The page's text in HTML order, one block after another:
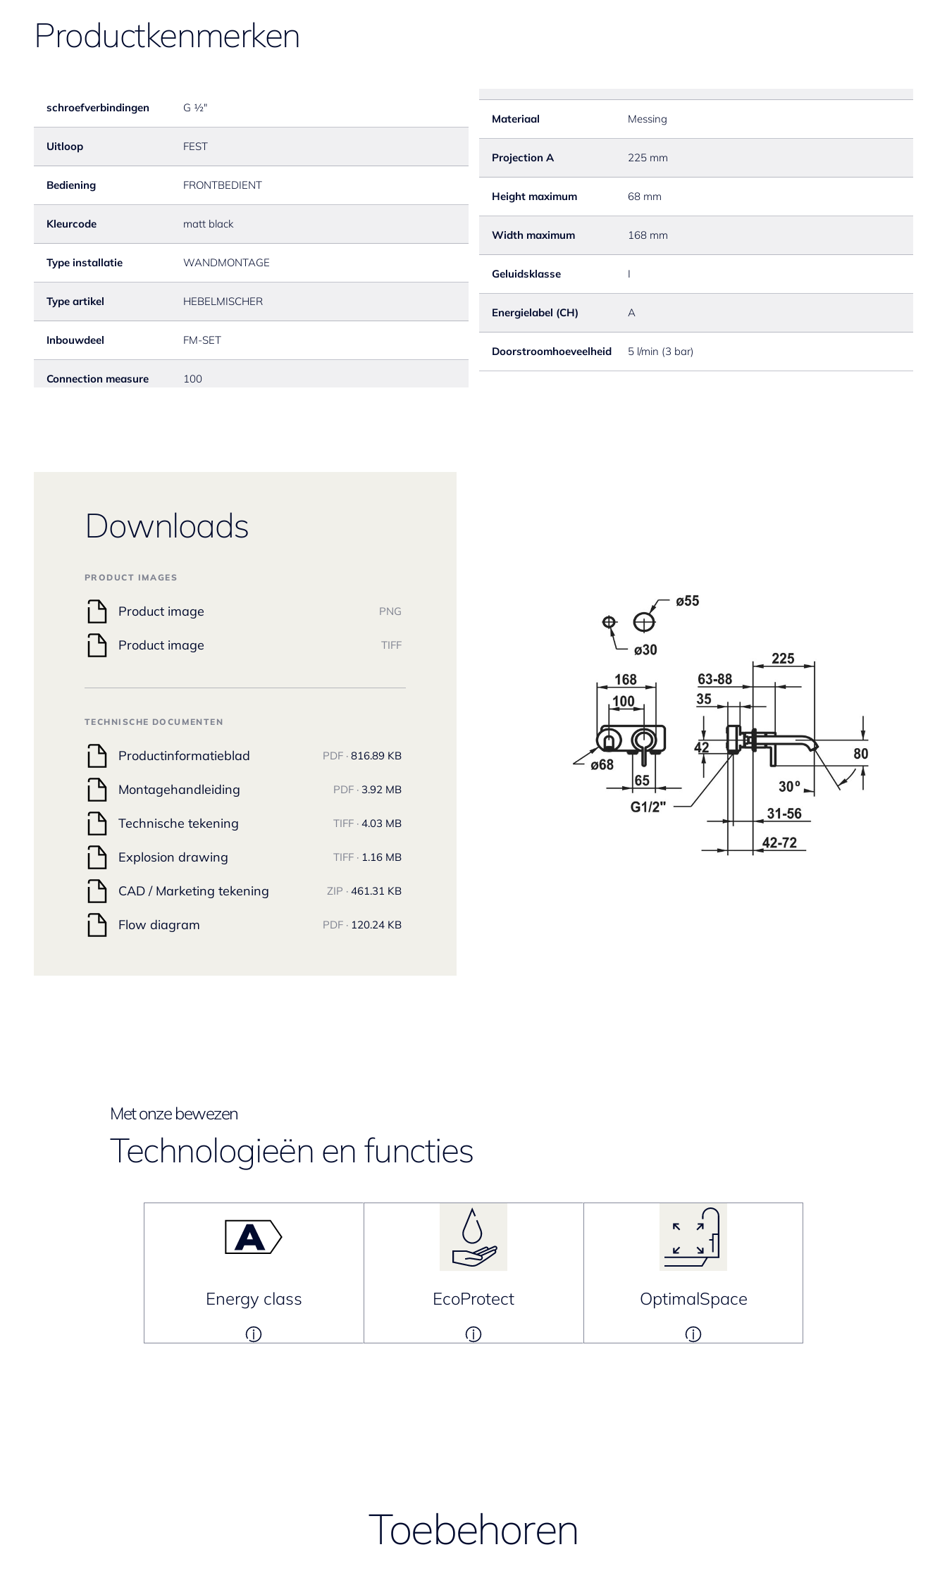
Productkenmerken
schroefverbindingen G ½"
Uitloop FEST
Bediening FRONTBEDIENT
Kleurcode matt black
Type installatie WANDMONTAGE
Type artikel HEBELMISCHER
Inbouwdeel FM-SET
Connection measure 100
Materiaal Messing
Projection A 225 mm
Height maximum 68 mm
Width maximum 168 mm
Geluidsklasse I
Energielabel (CH) A
Doorstroomhoeveelheid 5 l/min (3 bar)
Downloads
PRODUCT IMAGES
Product image PNG
Product image TIFF
TECHNISCHE DOCUMENTEN
Productinformatieblad PDF · 816.89 KB
Montagehandleiding PDF · 3.92 MB
Technische tekening TIFF · 4.03 MB
Explosion drawing TIFF · 1.16 MB
CAD / Marketing tekening ZIP · 461.31 KB
Flow diagram PDF · 120.24 KB
Met onze bewezen
Technologieën en functies
Energy class EcoProtect OptimalSpace
Toebehoren